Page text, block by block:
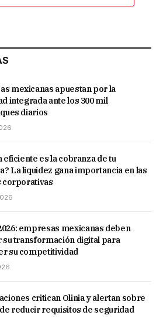
mexicanas apuestan por la
integrada ante los 300 mil
diarios
eficiente es la cobranza de tu
La liquidez gana importancia en las
corporativas
empresas mexicanas deben
su transformación digital para
su competitividad
critican Olinia y alertan sobre
reducir requisitos de seguridad